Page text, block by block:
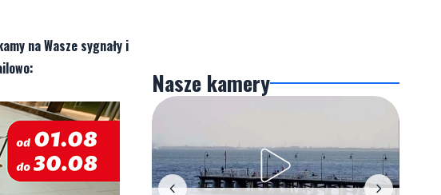
na Wasze sygnały i
Nasze kamery